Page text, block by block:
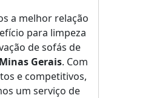
a melhor relação
para limpeza
de sofás de
Minas Gerais. Com
e competitivos,
um serviço de